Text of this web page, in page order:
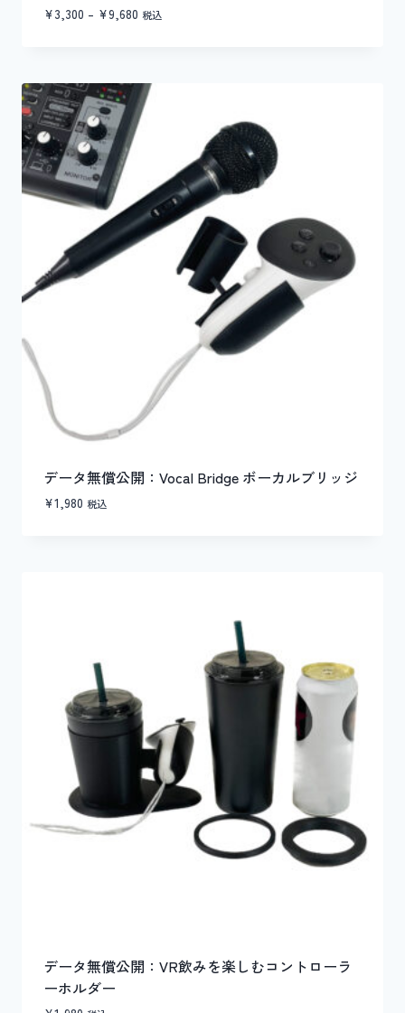
¥3,300 – ¥9,680 価
¥9,680
税込
データ無償公開：Vocal Bridge ボーカルブリッジ
¥1,980 税込
データ無償公開：VR飲みを楽しむコントローラ
ーホルダー